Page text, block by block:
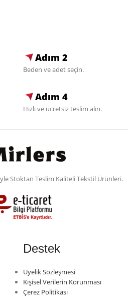
Adım 2
Beden ve adet seçin.
Adım 4
Hızlı ve ücretsiz teslim alın.
Stoktan Teslim Kaliteli Tekstil Ürünleri.
Destek
Üyelik Sözleşmesi
Kişisel Verilerin Korunması
Çerez Politikası